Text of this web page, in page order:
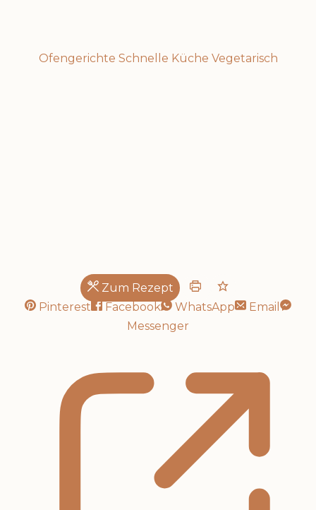
Ofengerichte Schnelle Küche Vegetarisch
Zum Rezept
Pinterest
Facebook WhatsApp
Email
Messenger